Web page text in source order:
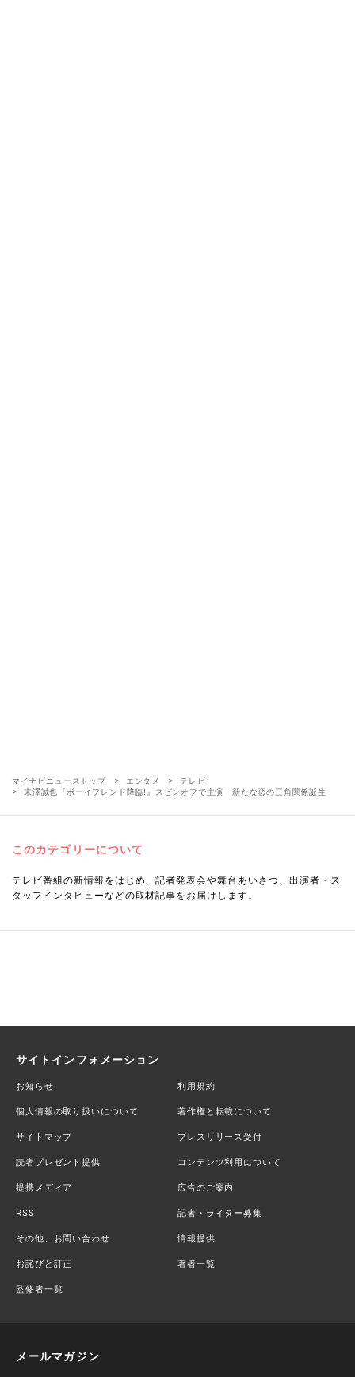
マイナビニューストップ エンタメ
テレビ
末澤誠也『ボーイフレンド降臨!』スピンオフで主演 新たな恋の三角関係誕生
このカテゴリーについて
テレビ番組の新情報をはじめ、記者発表会や舞台あいさつ、出演者・ス
タッフインタビューなどの取材記事をお届けします。
サイトインフォメーション
お知らせ 利用規約
個人情報の取り扱いについて 著作権と転載について
サイトマップ プレスリリース受付
読者プレゼント提供 コンテンツ利用について
提携メディア 広告のご案内
RSS 記者・ライター募集
その他、お問い合わせ 情報提供
お詫びと訂正 著者一覧
監修者一覧
メールマガジン